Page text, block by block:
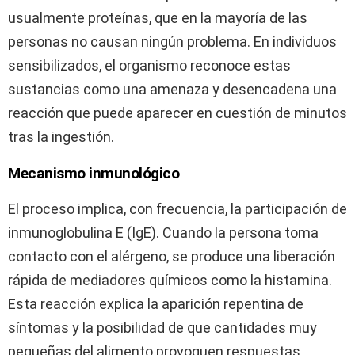
usualmente proteínas, que en la mayoría de las
personas no causan ningún problema. En individuos
sensibilizados, el organismo reconoce estas
sustancias como una amenaza y desencadena una
reacción que puede aparecer en cuestión de minutos
tras la ingestión.
Mecanismo inmunológico
El proceso implica, con frecuencia, la participación de
inmunoglobulina E (IgE). Cuando la persona toma
contacto con el alérgeno, se produce una liberación
rápida de mediadores químicos como la histamina.
Esta reacción explica la aparición repentina de
síntomas y la posibilidad de que cantidades muy
pequeñas del alimento provoquen respuestas